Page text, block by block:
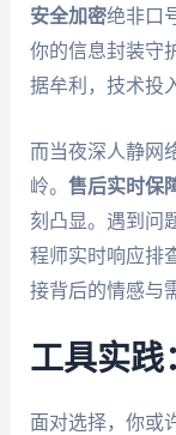
安全加密绝非口
你的信息封装守
据牟利，技术投
而当夜深人静网
岭。 售后实时保
刻凸显。遇到问
程师实时响应排
接背后的情感与
工具实践
面对选择，你或